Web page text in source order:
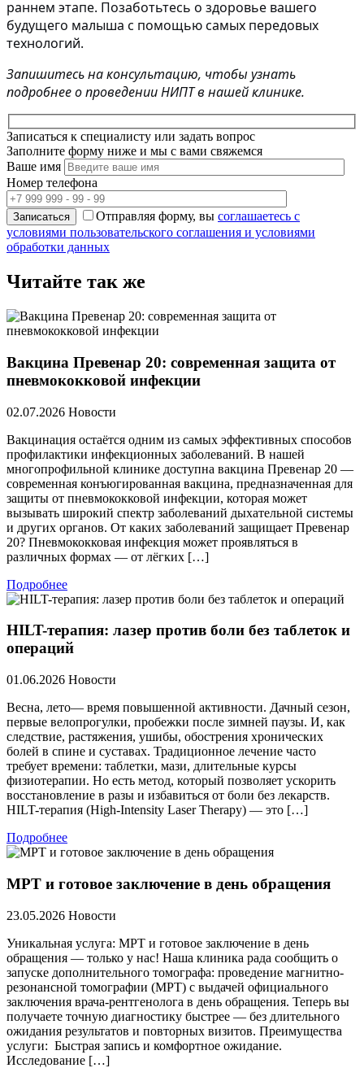
раннем этапе. Позаботьтесь о здоровье вашего
будущего малыша с помощью самых передовых
технологий.
Запишитесь на консультацию, чтобы узнать
подробнее о проведении НИПТ в нашей клинике.
Записаться к специалисту или задать вопрос
Заполните форму ниже и мы с вами свяжемся
Ваше имя
Номер телефона
Отправляя форму, вы соглашаетесь с
условиями пользовательского соглашения и условиями
обработки данных
Читайте так же
Вакцина Превенар 20: современная защита от
пневмококковой инфекции
02.07.2026 Новости
Вакцинация остаётся одним из самых эффективных способов
профилактики инфекционных заболеваний. В нашей
многопрофильной клинике доступна вакцина Превенар 20 —
современная конъюгированная вакцина, предназначенная для
защиты от пневмококковой инфекции, которая может
вызывать широкий спектр заболеваний дыхательной системы
и других органов. От каких заболеваний защищает Превенар
20? Пневмококковая инфекция может проявляться в
различных формах — от лёгких […]
Подробнее
HILT-терапия: лазер против боли без таблеток и
операций
01.06.2026 Новости
Весна, лето— время повышенной активности. Дачный сезон,
первые велопрогулки, пробежки после зимней паузы. И, как
следствие, растяжения, ушибы, обострения хронических
болей в спине и суставах. Традиционное лечение часто
требует времени: таблетки, мази, длительные курсы
физиотерапии. Но есть метод, который позволяет ускорить
восстановление в разы и избавиться от боли без лекарств.
HILT-терапия (High-Intensity Laser Therapy) — это […]
Подробнее
МРТ и готовое заключение в день обращения
23.05.2026 Новости
Уникальная услуга: МРТ и готовое заключение в день
обращения — только у нас! Наша клиника рада сообщить о
запуске дополнительного томографа: проведение магнитно-
резонансной томографии (МРТ) с выдачей официального
заключения врача-рентгенолога в день обращения. Теперь вы
получаете точную диагностику быстрее — без длительного
ожидания результатов и повторных визитов. Преимущества
услуги: Быстрая запись и комфортное ожидание.
Исследование […]